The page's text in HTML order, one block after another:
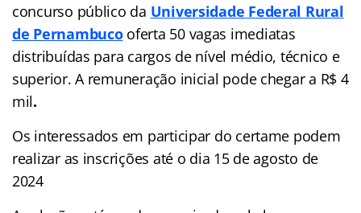
concurso público da Universidade Federal Rural
de Pernambucooferta 50 vagas imediatas
distribuídas para cargos de nível médio, técnico e
superior. A remuneração inicial pode chegar a R$ 4
mil.
Os interessados em participar do certame podem
realizar as inscrições até o dia 15 de agosto de
2024